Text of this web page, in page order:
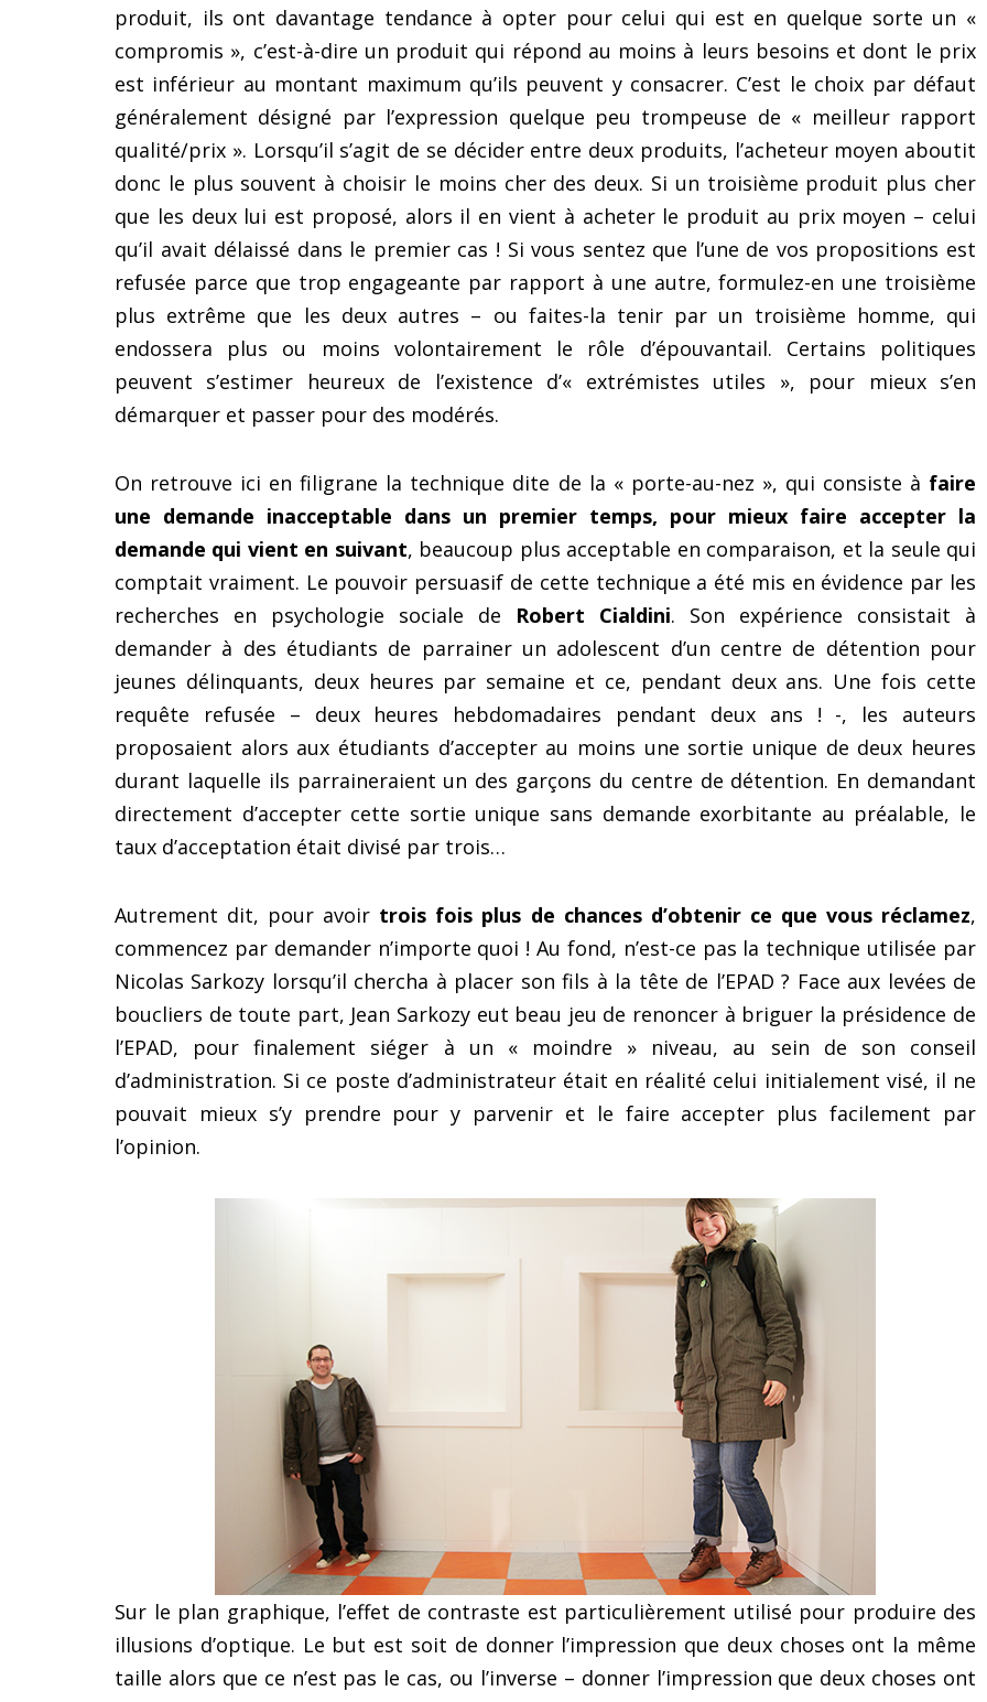
produit, ils ont davantage tendance à opter pour celui qui est en quelque sorte un «
compromis », c’est-à-dire un produit qui répond au moins à leurs besoins et dont le prix
est inférieur au montant maximum qu’ils peuvent y consacrer. C’est le choix par défaut
généralement désigné par l’expression quelque peu trompeuse de « meilleur rapport
qualité/prix ». Lorsqu’il s’agit de se décider entre deux produits, l’acheteur moyen aboutit
donc le plus souvent à choisir le moins cher des deux. Si un troisième produit plus cher
que les deux lui est proposé, alors il en vient à acheter le produit au prix moyen – celui
qu’il avait délaissé dans le premier cas ! Si vous sentez que l’une de vos propositions est
refusée parce que trop engageante par rapport à une autre, formulez-en une troisième
plus extrême que les deux autres – ou faites-la tenir par un troisième homme, qui
endossera plus ou moins volontairement le rôle d’épouvantail. Certains politiques
peuvent s’estimer heureux de l’existence d’« extrémistes utiles », pour mieux s’en
démarquer et passer pour des modérés.
On retrouve ici en filigrane la technique dite de la « porte-au-nez », qui consiste à faire
une demande inacceptable dans un premier temps, pour mieux faire accepter la
demande qui vient en suivant, beaucoup plus acceptable en comparaison, et la seule qui
comptait vraiment. Le pouvoir persuasif de cette technique a été mis en évidence par les
recherches en psychologie sociale de Robert Cialdini. Son expérience consistait à
demander à des étudiants de parrainer un adolescent d’un centre de détention pour
jeunes délinquants, deux heures par semaine et ce, pendant deux ans. Une fois cette
requête refusée – deux heures hebdomadaires pendant deux ans ! -, les auteurs
proposaient alors aux étudiants d’accepter au moins une sortie unique de deux heures
durant laquelle ils parraineraient un des garçons du centre de détention. En demandant
directement d’accepter cette sortie unique sans demande exorbitante au préalable, le
taux d’acceptation était divisé par trois…
Autrement dit, pour avoir trois fois plus de chances d’obtenir ce que vous réclamez,
commencez par demander n’importe quoi ! Au fond, n’est-ce pas la technique utilisée par
Nicolas Sarkozy lorsqu’il chercha à placer son fils à la tête de l’EPAD ? Face aux levées de
boucliers de toute part, Jean Sarkozy eut beau jeu de renoncer à briguer la présidence de
l’EPAD, pour finalement siéger à un « moindre » niveau, au sein de son conseil
d’administration. Si ce poste d’administrateur était en réalité celui initialement visé, il ne
pouvait mieux s’y prendre pour y parvenir et le faire accepter plus facilement par
l’opinion.
Sur le plan graphique, l’effet de contraste est particulièrement utilisé pour produire des
illusions d’optique. Le but est soit de donner l’impression que deux choses ont la même
taille alors que ce n’est pas le cas, ou l’inverse – donner l’impression que deux choses ont
Le mystérieux « exercice
des 3 secrets » pour
surmonter le trac et les
émotions
5 astuces pour
(même si vous ne
quoi dire !)